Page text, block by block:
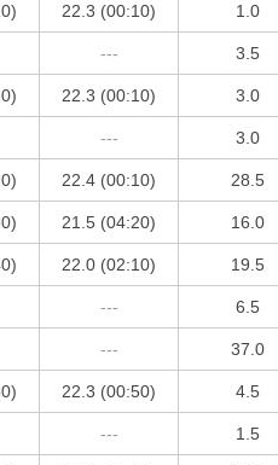
22.3 (00:10) 1.0
--- 3.5
22.3 (00:10) 3.0
--- 3.0
22.4 (00:10) 28.5
21.5 (04:20) 16.0
22.0 (02:10) 19.5
--- 6.5
--- 37.0
22.3 (00:50) 4.5
--- 1.5